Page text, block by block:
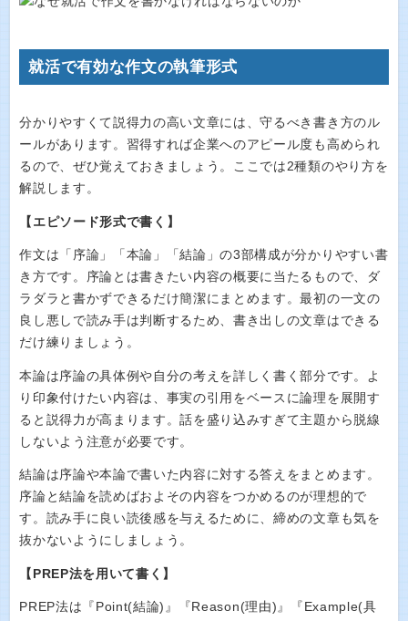
就活で有効な作文の執筆形式
分かりやすくて説得力の高い文章には、守るべき書き方のル
ールがあります。習得すれば企業へのアピール度も高められ
るので、ぜひ覚えておきましょう。ここでは2種類のやり方を
解説します。
【エピソード形式で書く】
作文は「序論」「本論」「結論」の3部構成が分かりやすい書
き方です。序論とは書きたい内容の概要に当たるもので、ダ
ラダラと書かずできるだけ簡潔にまとめます。最初の一文の
良し悪しで読み手は判断するため、書き出しの文章はできる
だけ練りましょう。
本論は序論の具体例や自分の考えを詳しく書く部分です。よ
り印象付けたい内容は、事実の引用をベースに論理を展開す
ると説得力が高まります。話を盛り込みすぎて主題から脱線
しないよう注意が必要です。
結論は序論や本論で書いた内容に対する答えをまとめます。
序論と結論を読めばおよその内容をつかめるのが理想的で
す。読み手に良い読後感を与えるために、締めの文章も気を
抜かないようにしましょう。
【PREP法を用いて書く】
PREP法は『Point(結論)』『Reason(理由)』『Example(具